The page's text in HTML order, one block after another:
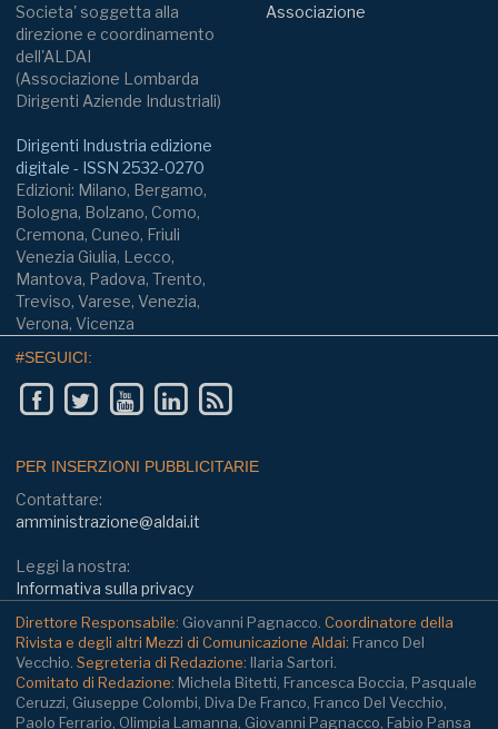
Societa' soggetta alla
direzione e coordinamento
dell'ALDAI
(Associazione Lombarda
Dirigenti Aziende Industriali)
Dirigenti Industria edizione
digitale - ISSN 2532-0270
Edizioni: Milano, Bergamo,
Bologna, Bolzano, Como,
Cremona, Cuneo, Friuli
Venezia Giulia, Lecco,
Mantova, Padova, Trento,
Treviso, Varese, Venezia,
Verona, Vicenza
Associazione
#SEGUICI:
PER INSERZIONI PUBBLICITARIE
Contattare:
amministrazione@aldai.it
Leggi la nostra:
Informativa sulla privacy
Direttore Responsabile: Giovanni Pagnacco. Coordinatore della
Rivista e degli altri Mezzi di Comunicazione Aldai: Franco Del
Vecchio. Segreteria di Redazione: Ilaria Sartori.
Comitato di Redazione: Michela Bitetti, Francesca Boccia, Pasquale
Ceruzzi, Giuseppe Colombi, Diva De Franco, Franco Del Vecchio,
Paolo Ferrario, Olimpia Lamanna, Giovanni Pagnacco, Fabio Pansa